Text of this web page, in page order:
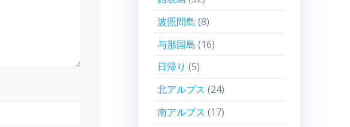
波照間島 (8)
与那国島 (16)
日帰り (5)
北アルプス (24)
南アルプス (17)